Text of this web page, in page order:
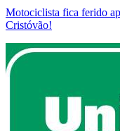
Motociclista fica ferido
Cristóvão!